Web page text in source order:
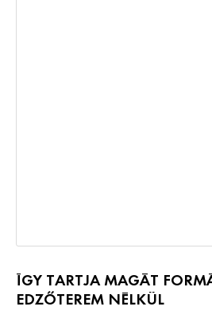
ÍGY TARTJA MAGÁT
EDZŐTEREM NÉLKÜL